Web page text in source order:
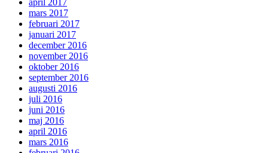
april 2017
mars 2017
februari 2017
januari 2017
december 2016
november 2016
oktober 2016
september 2016
augusti 2016
juli 2016
juni 2016
maj 2016
april 2016
mars 2016